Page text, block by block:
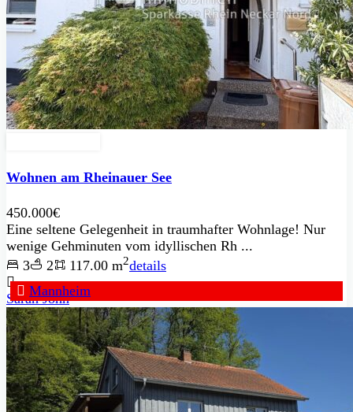
Mannheim
Wohnen am Rheinauer See
450.000€
Eine seltene Gelegenheit in traumhafter Wohnlage! Nur
wenige Gehminuten vom idyllischen Rh ...
3
2 117.00 m2details
Sarah John